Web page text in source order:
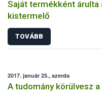
Saját termékként árulta
kistermelő
TOVÁBB
2017. január 25., szerda
A tudomány körülvesz